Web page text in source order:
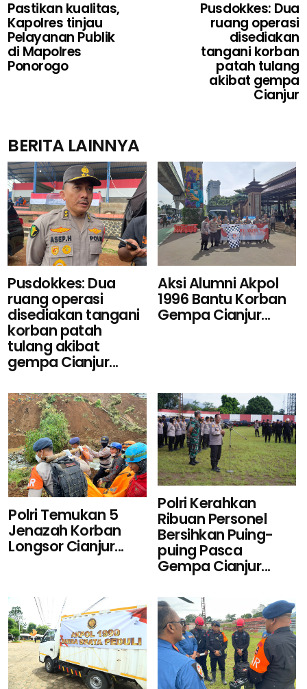
Pastikan kualitas,
Kapolres tinjau
Pelayanan Publik
di Mapolres
Ponorogo
Pusdokkes: Dua
ruang operasi
disediakan
tangani korban
patah tulang
akibat gempa
Cianjur
BERITA LAINNYA
Pusdokkes: Dua
ruang operasi
disediakan tangani
korban patah
tulang akibat
gempa Cianjur...
Aksi Alumni Akpol
1996 Bantu Korban
Gempa Cianjur...
Polri Temukan 5
Jenazah Korban
Longsor Cianjur...
Polri Kerahkan
Ribuan Personel
Bersihkan Puing-
puing Pasca
Gempa Cianjur...